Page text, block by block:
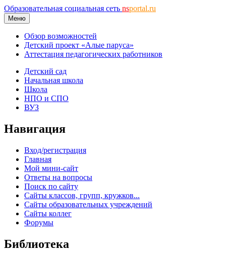
Образовательная социальная сеть nsportal.ru
Меню
Обзор возможностей
Детский проект «Алые паруса»
Аттестация педагогических работников
Детский сад
Начальная школа
Школа
НПО и СПО
ВУЗ
Навигация
Вход/регистрация
Главная
Мой мини-сайт
Ответы на вопросы
Поиск по сайту
Сайты классов, групп, кружков...
Сайты образовательных учреждений
Сайты коллег
Форумы
Библиотека